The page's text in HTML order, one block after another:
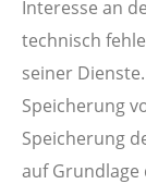
Interesse an
technisch
seiner
Speicherung
Speicherung
auf Grundlage